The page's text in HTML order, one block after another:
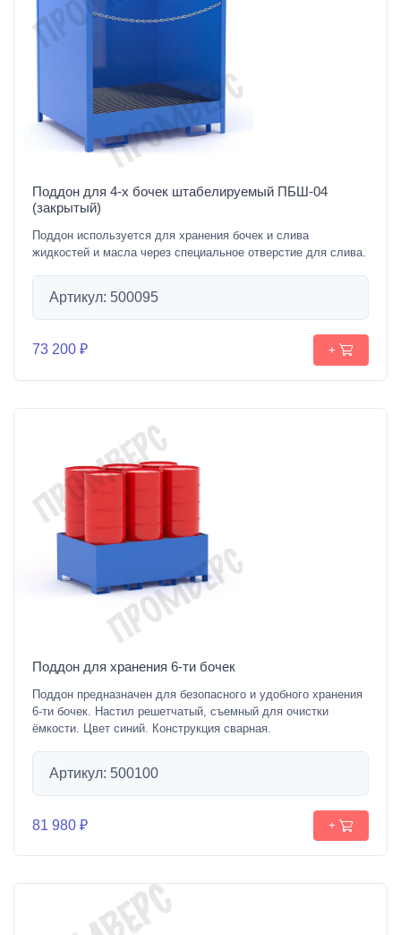
Поддон для 4-х бочек штабелируемый ПБШ-04
(закрытый)
Поддон используется для хранения бочек и слива
жидкостей и масла через специальное отверстие для слива.
Артикул: 500095
73 200 ₽ +
Поддон для хранения 6-ти бочек
Поддон предназначен для безопасного и удобного хранения
6-ти бочек. Настил решетчатый, съемный для очистки
ёмкости. Цвет синий. Конструкция сварная.
Артикул: 500100
81 980 ₽ +